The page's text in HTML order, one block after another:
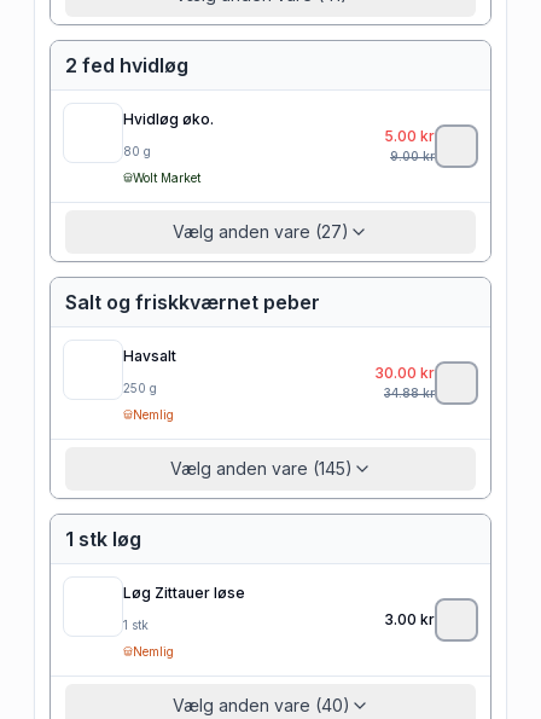
2 fed hvidløg
Hvidløg øko.
80 g
Wolt Market
5.00 kr
9.00kr
Vælg anden vare (27)
Salt og friskkværnet peber
Havsalt
250 g
Nemlig
30.00 kr
34.88kr
Vælg anden vare (145)
1 stk løg
Løg Zittauer løse
1 stk
Nemlig
3.00 kr
Vælg anden vare (40)